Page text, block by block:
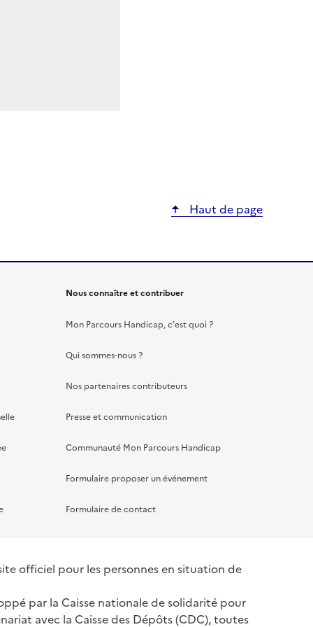
Haut de page
Nous connaître et contribuer
Mon Parcours Handicap, c'est quoi ?
Qui sommes-nous ?
Nos partenaires contributeurs
Presse et communication
Communauté Mon Parcours Handicap
Formulaire proposer un événement
Formulaire de contact
officiel pour les personnes en situation de
par la Caisse nationale de solidarité pour
avec la Caisse des Dépôts (CDC), toutes